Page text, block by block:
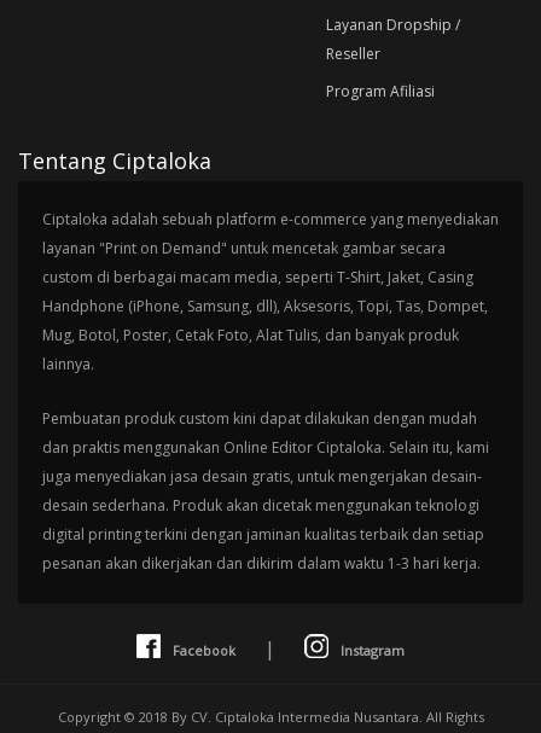
Layanan Dropship /
Reseller
Program Afiliasi
Tentang Ciptaloka
Ciptaloka adalah sebuah platform e-commerce yang menyediakan
layanan "Print on Demand" untuk mencetak gambar secara
custom di berbagai macam media, seperti T-Shirt, Jaket, Casing
Handphone (iPhone, Samsung, dll), Aksesoris, Topi, Tas, Dompet,
Mug, Botol, Poster, Cetak Foto, Alat Tulis, dan banyak produk
lainnya.
Pembuatan produk custom kini dapat dilakukan dengan mudah
dan praktis menggunakan Online Editor Ciptaloka. Selain itu, kami
juga menyediakan jasa desain gratis, untuk mengerjakan desain-
desain sederhana. Produk akan dicetak menggunakan teknologi
digital printing terkini dengan jaminan kualitas terbaik dan setiap
pesanan akan dikerjakan dan dikirim dalam waktu 1-3 hari kerja.
Facebook | Instagram
Copyright © 2018 By CV. Ciptaloka Intermedia Nusantara. All Rights